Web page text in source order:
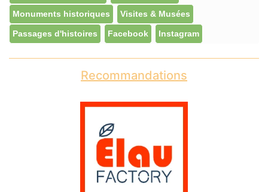
Monuments historiques Visites & Musées
Passages d'histoires Facebook Instagram
Recommandations